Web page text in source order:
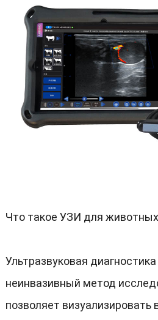
Что такое УЗИ для животных
Ультразвуковая диагностика
неинвазивный метод
позволяет визуализировать